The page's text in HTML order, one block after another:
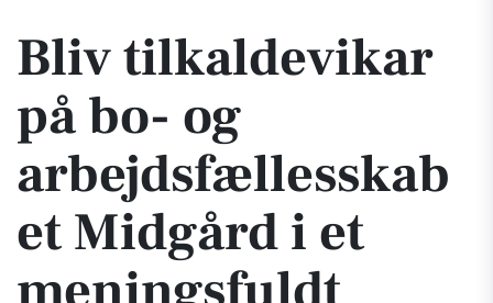
Bliv tilkaldevikar
på bo- og
arbejdsfællesskab
et Midgård i et